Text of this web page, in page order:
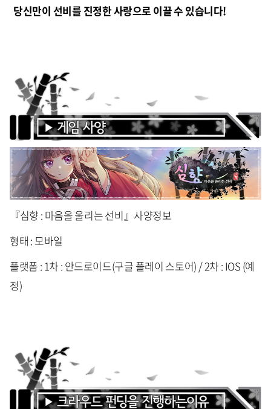
당신만이 선비를 진정한 사랑으로 이끌 수 있습니다!
『심향 : 마음을 울리는 선비』사양정보
형태 : 모바일
플랫폼 : 1차 : 안드로이드(구글 플레이 스토어) / 2차 : IOS (예
정)